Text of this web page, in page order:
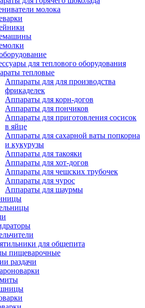
молока
для теплового оборудования
тепловые
Аппараты для для производства
фрикаделек
Аппараты для корн-догов
Аппараты для пончиков
Аппараты для приготовления сосисок
в яйце
Аппараты для сахарной ваты попкорна
и кукурузы
Аппараты для такояки
Аппараты для хот-догов
Аппараты для чешских трубочек
Аппараты для чурос
Аппараты для шаурмы
для общепита
пищеварочные
раздачи